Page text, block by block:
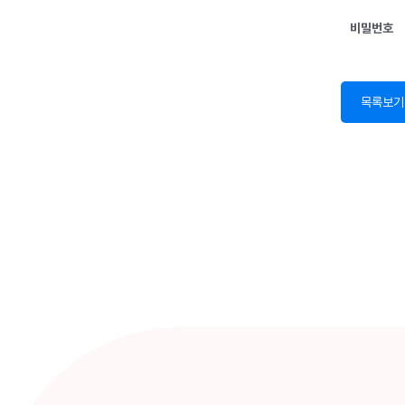
비밀번호
목록보기